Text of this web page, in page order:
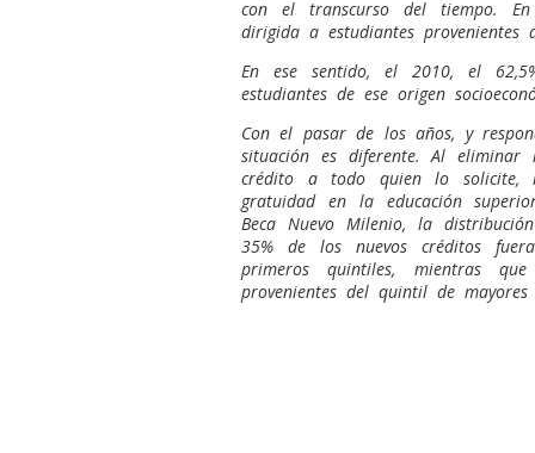
con el transcurso del tiempo.
dirigida a estudiantes
En ese sentido, el 2010, el
estudiantes de ese origen
Con el pasar de los años, y
situación es diferente. Al eliminar
crédito a todo quien lo solicite,
gratuidad en la educación
Beca Nuevo Milenio, la
35% de los nuevos créditos
primeros quintiles, mientras
provenientes del quintil de mayores